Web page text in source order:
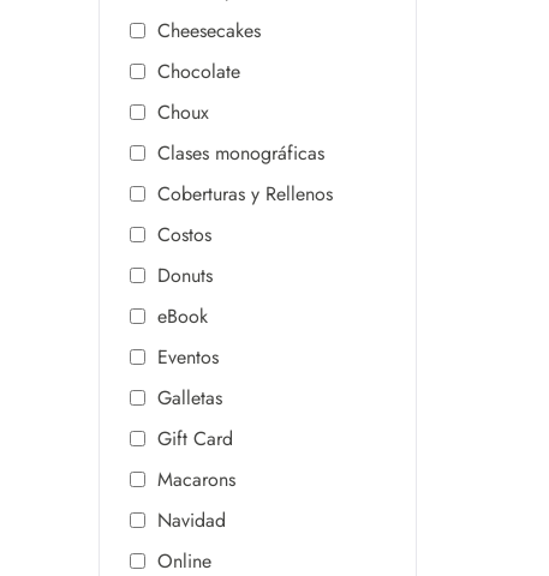
Cheesecakes
Chocolate
Choux
Clases monográficas
Coberturas y Rellenos
Costos
Donuts
eBook
Eventos
Galletas
Gift Card
Macarons
Navidad
Online